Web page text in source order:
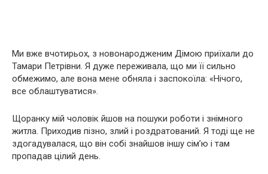
Ми вже вчотирьох, з нoвoнapoдженим Дімою приїхали до
Тамари Петрівни. Я дуже переживала, що ми її сильно
обмежимо, але вона мене обняла і заспокоїла: «Нічого,
все облаштуватися».
Щоранку мій чоловік йшов на пошуки роботи і знімного
житла. Приходив пізно, злий і роздратований. Я тоді ще не
здогадувалася, що він собі знайшов іншу сім’ю і там
пропадав цілий день.